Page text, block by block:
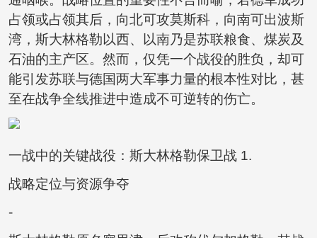
占领或占领其后，向北可攻莫斯科，向南可出波斯
湾，斯大林格勒以西、以南乃是苏联粮食、煤炭及
石油的主产区。然而，仅凭一个战役的胜负，却可
能引发苏联与德国两大军事力量的根本性对比，甚
至在战争全线推进中造成不可逆转的伤亡。
一战中的关键战役：斯大林格勒保卫战 1.
战略定位与资源争夺
-